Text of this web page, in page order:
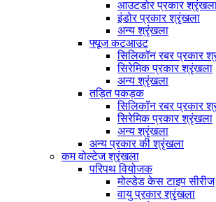
आउटडोर प्रकार
इंडोर प्रकार श्रृंखला
अन्य श्रृंखला
फ्यूज कटआउट
सिलिकॉन रबर प्रकार
सिरेमिक प्रकार श्रृंखला
अन्य श्रृंखला
तड़ित पकड़क
सिलिकॉन रबर प्रकार
सिरेमिक प्रकार श्रृंखला
अन्य श्रृंखला
अन्य प्रकार की श्रृंखला
कम वोल्टेज श्रृंखला
परिपथ वियोजक
मोल्डेड केस टाइप सीरीज
वायु प्रकार श्रृंखला